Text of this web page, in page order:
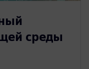
среды